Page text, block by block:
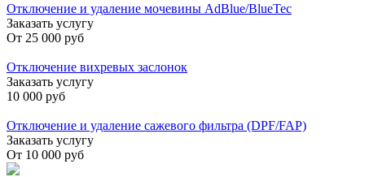
Отключение и удаление мочевины AdBlue/BlueTec
Заказать услугу
От 25 000 руб
Отключение вихревых заслонок
Заказать услугу
10 000 руб
Отключение и удаление сажевого фильтра (DPF/FAP)
Заказать услугу
От 10 000 руб